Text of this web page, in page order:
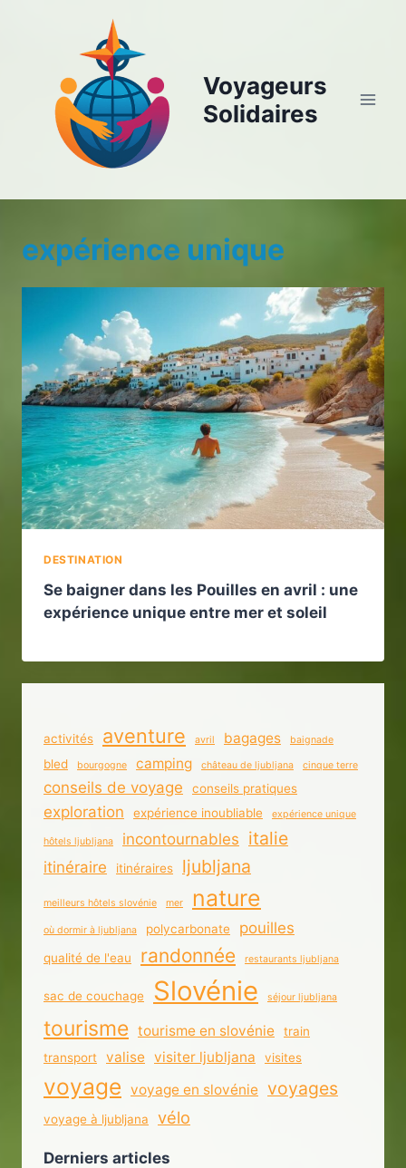
Voyageurs
Solidaires
expérience unique
DESTINATION
Se baigner dans les Pouilles en avril : une
expérience unique entre mer et soleil
activités aventure avril bagages baignade
bled bourgogne camping château de ljubljana cinque terre
conseils de voyage conseils pratiques
exploration expérience inoubliable expérience unique
hôtels ljubljana incontournables italie
itinéraire itinéraires ljubljana
meilleurs hôtels slovénie mer nature
où dormir à ljubljana polycarbonate pouilles
qualité de l'eau randonnée restaurants ljubljana
sac de couchage Slovénie séjour ljubljana
tourisme tourisme en slovénie
train
transport
valise visiter ljubljana visites
voyage voyage en slovénie voyages
voyage à ljubljana vélo
Derniers articles